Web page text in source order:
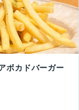
ボカドバーガー